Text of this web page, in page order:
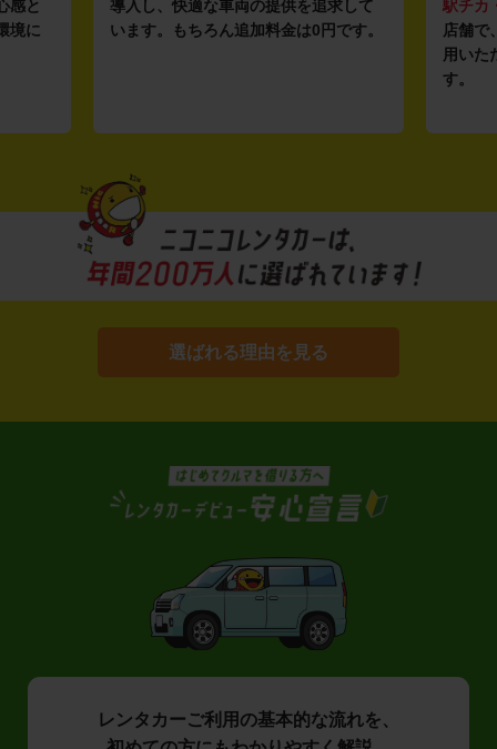
感と
境に
導入し、快適な車両の提供を追求して
います。もちろん追加料金は0円です。
駅チカ
店舗で
用いた
す。
選ばれる理由を見る
レンタカーご利用の基本的な流れを、